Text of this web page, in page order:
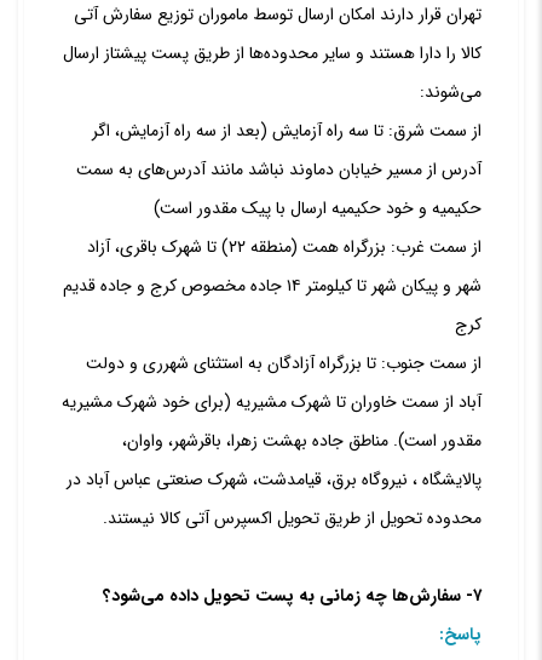
تهران قرار دارند امکان ارسال توسط ماموران توزیع سفارش آتی
کالا را دارا هستند و سایر محدوده‌ها از طریق پست پیشتاز ارسال
می‌شوند:
از سمت شرق: تا سه راه آزمایش (بعد از سه راه آزمایش، اگر
آدرس از مسیر خیابان دماوند نباشد مانند آدرس‌های به سمت
حکیمیه و خود حکیمیه ارسال با پیک مقدور است)
از سمت غرب: بزرگراه همت (منطقه ۲۲) تا شهرک باقری، آزاد
شهر و پیکان شهر تا کیلومتر ۱۴ جاده مخصوص کرج و جاده قدیم
کرج
از سمت جنوب: تا بزرگراه آزادگان به استثنای شهرری و دولت
آباد از سمت خاوران تا شهرک مشیریه (برای خود شهرک مشیریه
مقدور است). مناطق جاده بهشت زهرا، باقرشهر، واوان،
پالایشگاه ، نیروگاه برق، قیامدشت، شهرک صنعتی عباس آباد در
محدوده تحویل از طریق تحویل اکسپرس آتی کالا نیستند.
۷- سفارش‌ها چه زمانی به پست تحویل داده می‌شود؟
پاسخ: